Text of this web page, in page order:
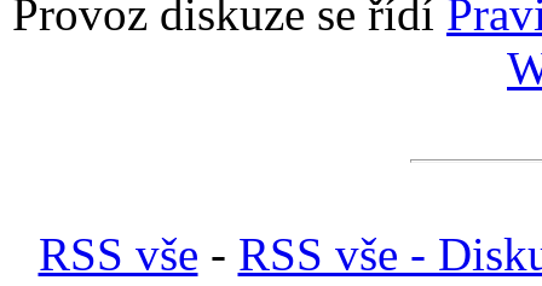
Provoz diskuze se řídí
RSS vše - RSS vše -